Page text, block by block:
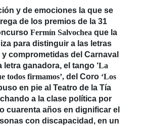
y de emociones la que se
de los premios de la 31
Fermín Salvochea que la
para distinguir a las letras
comprometidas del Carnaval
letra ganadora, el tango ‘La
todos firmamos’,del Coro ‘Los
en pie al Teatro de la Tía
a la clase política por
cuarenta años en dignificar el
con discapacidad, en un